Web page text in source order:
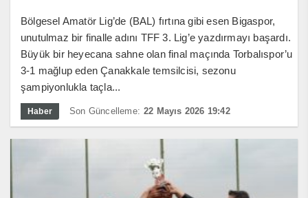
Bölgesel Amatör Lig’de (BAL) fırtına gibi esen Bigaspor,
unutulmaz bir finalle adını TFF 3. Lig’e yazdırmayı başardı.
Büyük bir heyecana sahne olan final maçında Torbalıspor’u
3-1 mağlup eden Çanakkale temsilcisi, sezonu
şampiyonlukla taçla...
Haber Son Güncelleme: 22 Mayıs 2026 19:42